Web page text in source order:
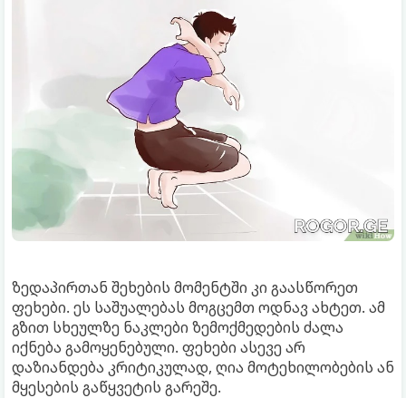
ზედაპირთან შეხების მომენტში კი გაასწორეთ
ფეხები. ეს საშუალებას მოგცემთ ოდნავ ახტეთ. ამ
გზით სხეულზე ნაკლები ზემოქმედების ძალა
იქნება გამოყენებული. ფეხები ასევე არ
დაზიანდება კრიტიკულად, ღია მოტეხილობების ან
მყესების გაწყვეტის გარეშე.